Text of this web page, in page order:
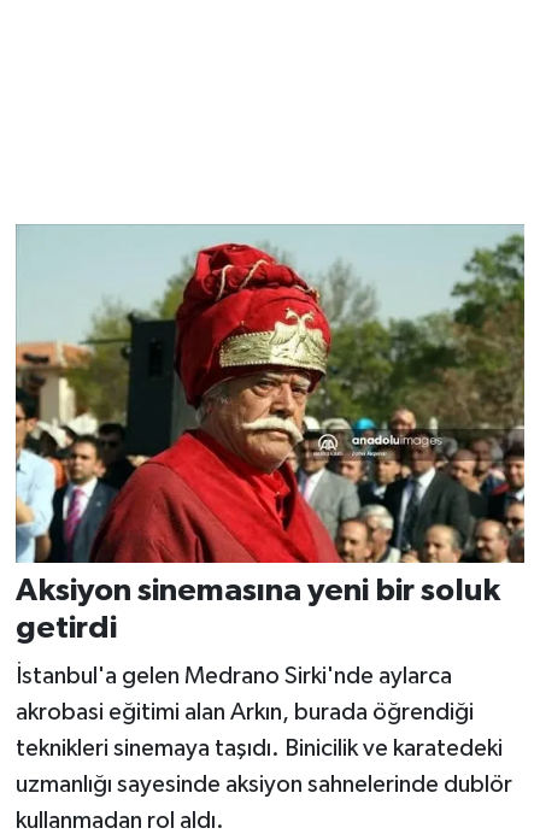
Aksiyon sinemasına yeni bir soluk
getirdi
İstanbul'a gelen Medrano Sirki'nde aylarca
akrobasi eğitimi alan Arkın, burada öğrendiği
teknikleri sinemaya taşıdı. Binicilik ve karatedeki
uzmanlığı sayesinde aksiyon sahnelerinde dublör
kullanmadan rol aldı.